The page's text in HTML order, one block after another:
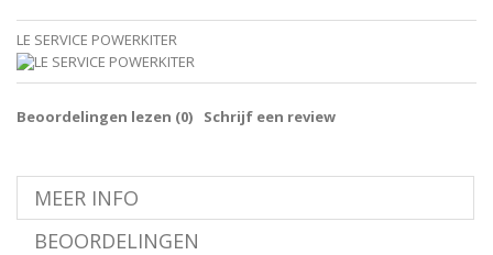
LE SERVICE POWERKITER
Beoordelingen lezen (0) Schrijf een review
MEER INFO
BEOORDELINGEN